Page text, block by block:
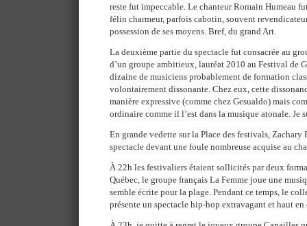
reste fut impeccable. Le chanteur Romain Humeau
félin charmeur, parfois cabotin, souvent
possession de ses moyens. Bref, du grand Art.
La deuxième partie du spectacle fut consacrée au
d’un groupe ambitieux, lauréat 2010 au Festival de
dizaine de musiciens probablement de formation
volontairement dissonante. Chez eux, cette
manière expressive (comme chez Gesualdo) mais
ordinaire comme il l’est dans la musique atonale. Je
En grande vedette sur la Place des festivals,
spectacle devant une foule nombreuse acquise au
À 22h les festivaliers étaient sollicités par deux
Québec, le groupe français La Femme joue une
semble écrite pour la plage. Pendant ce temps, le
présente un spectacle hip-hop extravagant et haut en